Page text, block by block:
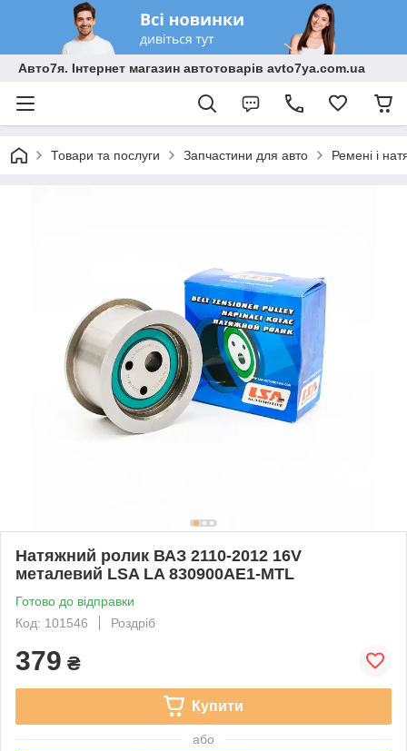
Авто7я. Інтернет магазин автотоварів avto7ya.com.ua
Товари та послуги Запчастини для авто Ремені і
Натяжний ролик ВАЗ 2110-2012 16V
металевий LSA LA 830900AE1-MTL
Готово до відправки
Код: 101546
Роздріб
379 ₴
Купити
або